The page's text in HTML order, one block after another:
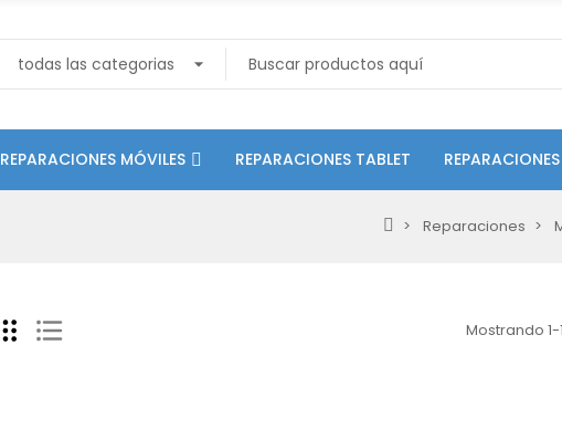
REPARACIONES MÓVILES REPARACIONES TABLET
Reparaciones
Mostrando